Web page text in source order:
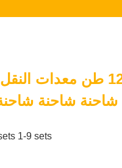
3/4 محور 80-120 طن
شاحنة
1-9 sets